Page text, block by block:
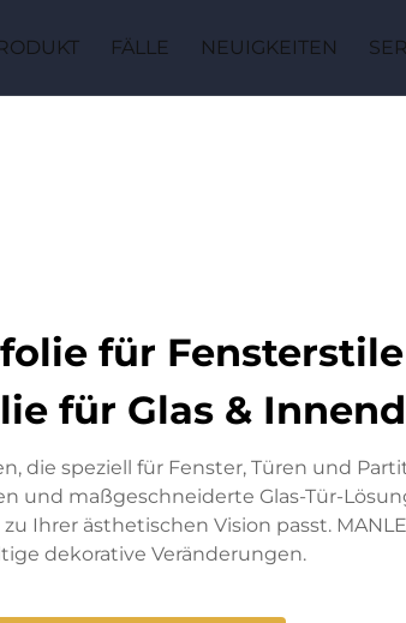
FÄLLE NEUIGKEITEN
für
für Glas &
die speziell für Fenster, Türen und
und maßgeschneiderte Glas-Tür-
Ihrer ästhetischen Vision passt.
dekorative Veränderungen.